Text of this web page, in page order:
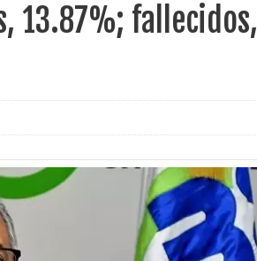
13.87%; fallecidos,